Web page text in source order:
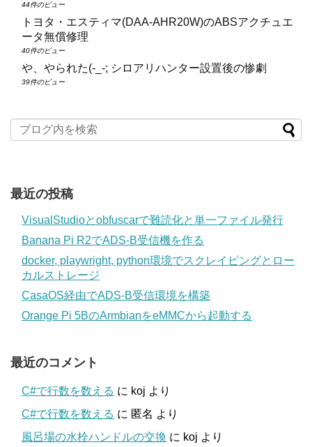
44件のビュー
トヨタ・エスティマ(DAA‑AHR20W)のABSアクチュエ
ータ無償修理
40件のビュー
や、やられた(-_-; シロアリハンター設置後の惨劇
39件のビュー
最近の投稿
VisualStudioとobfuscarで難読化と単一ファイル発行
Banana Pi R2でADS-B受信機を作る
docker, playwright, python環境でスクレイピングとロー
カルストレージ
CasaOS経由でADS-B受信環境を構築
Orange Pi 5BのArmbianをeMMCから起動する
最近のコメント
C#で行数を数える に koj より
C#で行数を数える に 匿名 より
風呂場の水栓ハンドルの交換 に koj より